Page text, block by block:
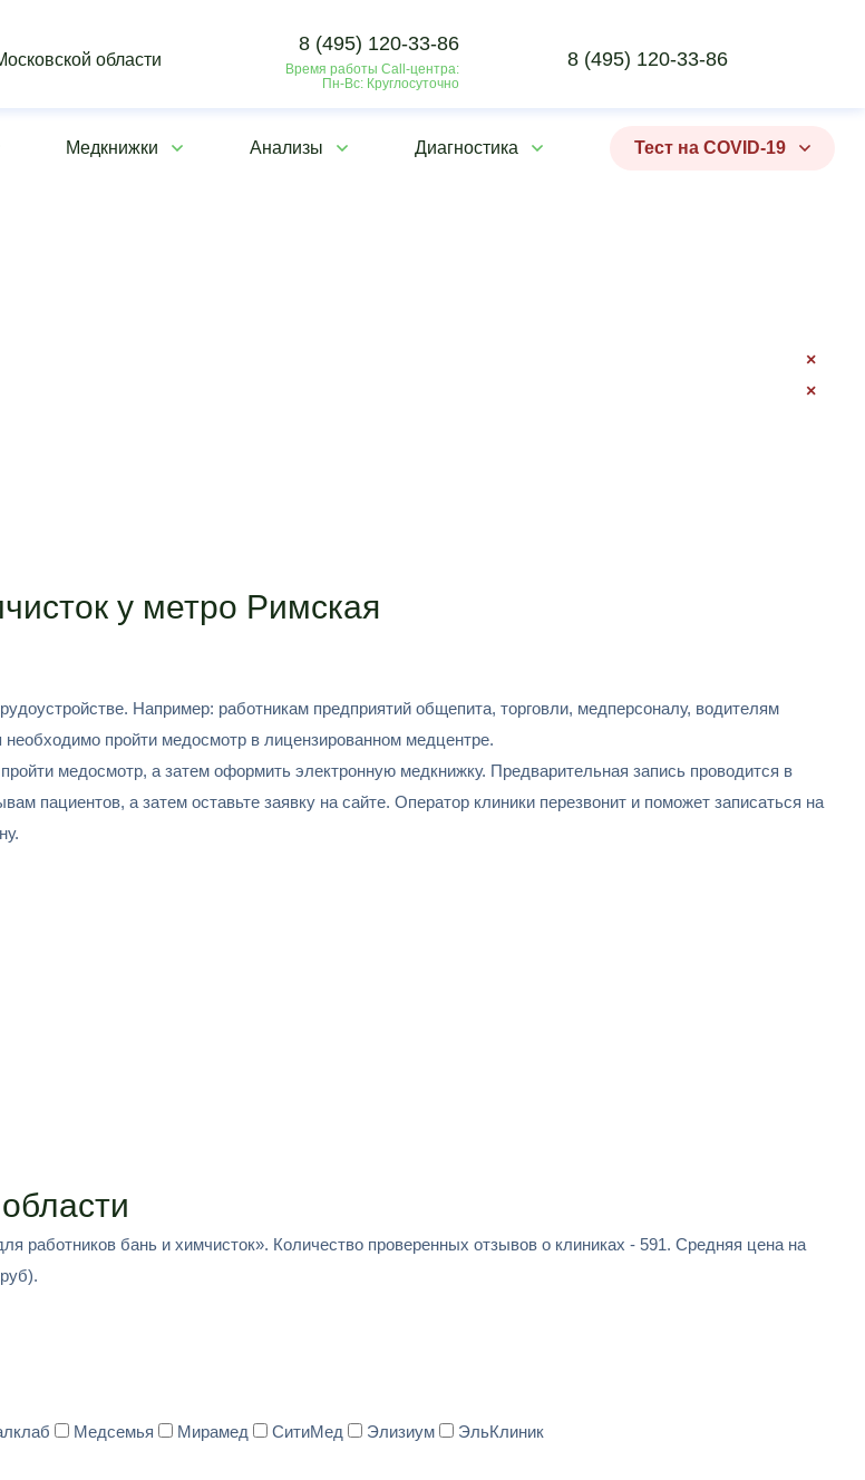
области
8 (495) 120-33-86
Время работы Call-центра:
Пн-Вс: Круглосуточно
8 (495) 120-33-86
Медкнижки Анализы Диагностика Тест на COVID-19
×
×
у метро Римская
Например: работникам предприятий общепита, торговли, медперсоналу, водителям
пройти медосмотр в лицензированном медцентре.
медосмотр, а затем оформить электронную медкнижку. Предварительная запись проводится в
пациентов, а затем оставьте заявку на сайте. Оператор клиники перезвонит и поможет записаться на
работников бань и химчисток». Количество проверенных отзывов о клиниках - 591. Средняя цена на
Медсемья Мирамед СитиМед Элизиум ЭльКлиник